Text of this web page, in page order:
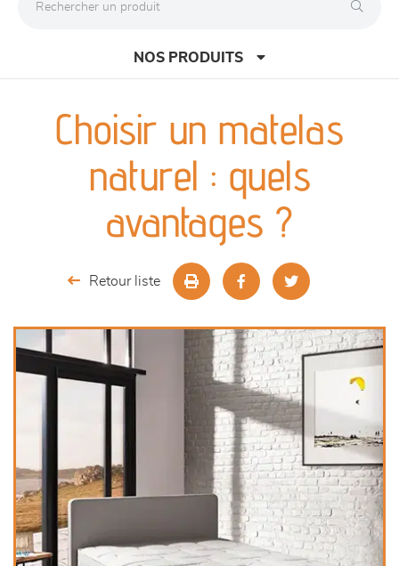
NOS PRODUITS
canapés et fauteuils
chambres et dressing
literie
décoration
Choisir un matelas
naturel : quels
avantages ?
Retour liste